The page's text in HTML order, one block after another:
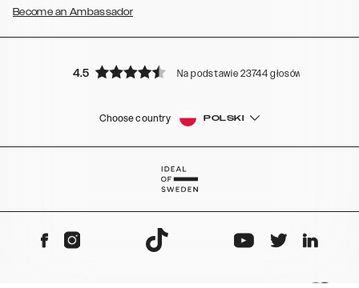
Become an Ambassador
4.5 Na podstawie 23744 głosów
Choose country POLSKI